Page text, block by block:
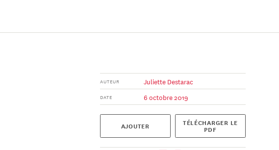
AUTEUR Juliette Destarac
DATE 6 octobre 2019
AJOUTER TÉLÉCHARGER LE
PDF